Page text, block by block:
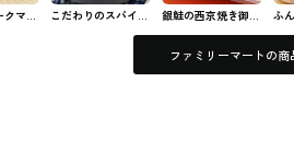
クマフ
こだわりのスパイス
香るカレーうどん
銀鮭の西京焼き御膳
ファミマのお弁当
ふ
し
フ
ファミリーマートの商